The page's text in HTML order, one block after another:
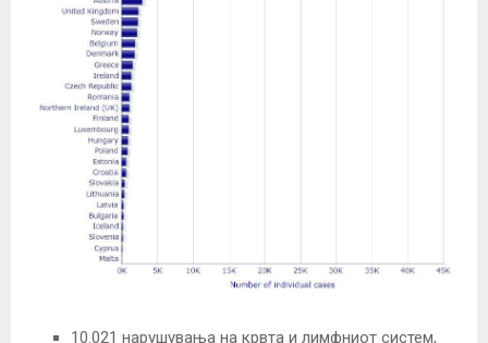
10.021 нарушувања на крвта и лимфниот систем,